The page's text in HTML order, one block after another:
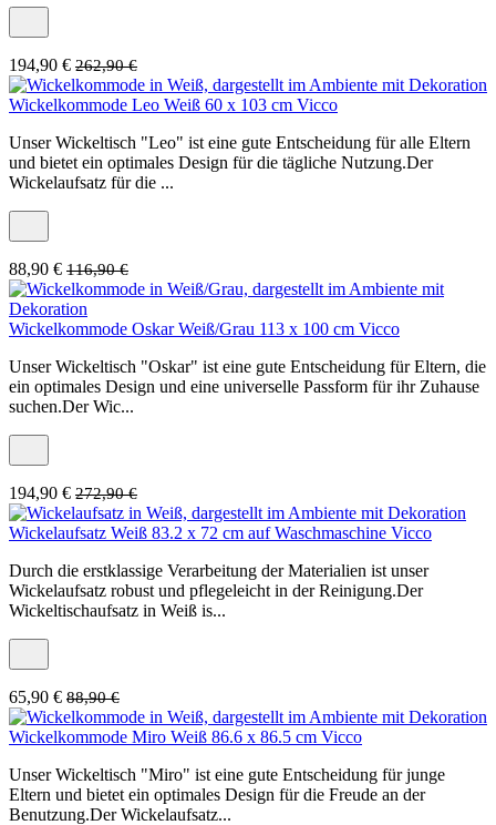
194,90 € 262,90 €
Wickelkommode Leo Weiß 60 x 103 cm Vicco
Unser Wickeltisch "Leo" ist eine gute Entscheidung für alle Eltern
und bietet ein optimales Design für die tägliche Nutzung.Der
Wickelaufsatz für die ...
88,90 € 116,90 €
Wickelkommode Oskar Weiß/Grau 113 x 100 cm Vicco
Unser Wickeltisch "Oskar" ist eine gute Entscheidung für Eltern, die
ein optimales Design und eine universelle Passform für ihr Zuhause
suchen.Der Wic...
194,90 € 272,90 €
Wickelaufsatz Weiß 83.2 x 72 cm auf Waschmaschine Vicco
Durch die erstklassige Verarbeitung der Materialien ist unser
Wickelaufsatz robust und pflegeleicht in der Reinigung.Der
Wickeltischaufsatz in Weiß is...
65,90 € 88,90 €
Wickelkommode Miro Weiß 86.6 x 86.5 cm Vicco
Unser Wickeltisch "Miro" ist eine gute Entscheidung für junge
Eltern und bietet ein optimales Design für die Freude an der
Benutzung.Der Wickelaufsatz...